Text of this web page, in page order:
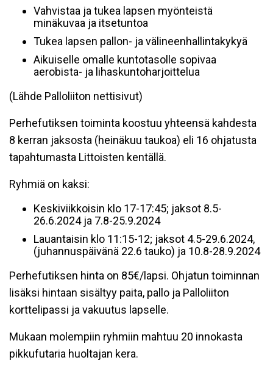
Vahvistaa ja tukea lapsen myönteistä
minäkuvaa ja itsetuntoa
Tukea lapsen pallon- ja välineenhallintakykyä
Aikuiselle omalle kuntotasolle sopivaa
aerobista- ja lihaskuntoharjoittelua
(Lähde Palloliiton nettisivut)
Perhefutiksen toiminta koostuu yhteensä kahdesta
8 kerran jaksosta (heinäkuu taukoa) eli 16 ohjatusta
tapahtumasta Littoisten kentällä.
Ryhmiä on kaksi:
Keskiviikkoisin klo 17-17:45; jaksot 8.5-
26.6.2024 ja 7.8-25.9.2024
Lauantaisin klo 11:15-12; jaksot 4.5-29.6.2024,
(juhannuspäivänä 22.6 tauko) ja 10.8-28.9.2024
Perhefutiksen hinta on 85€/lapsi. Ohjatun toiminnan
lisäksi hintaan sisältyy paita, pallo ja Palloliiton
korttelipassi ja vakuutus lapselle.
Mukaan molempiin ryhmiin mahtuu 20 innokasta
pikkufutaria huoltajan kera.